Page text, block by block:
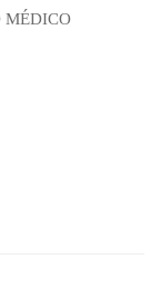
MÉDICO